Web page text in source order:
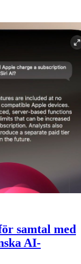
samtal med
AI-